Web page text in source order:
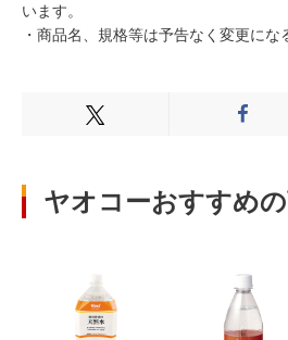
います。
・商品名、規格等は予告なく変更にな
Xでシェアする
ヤオコーおすすめ